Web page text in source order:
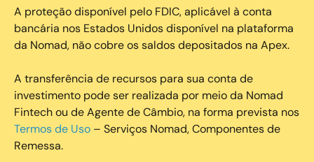
A proteção disponível pelo FDIC, aplicável à conta
bancária nos Estados Unidos disponível na plataforma
da Nomad, não cobre os saldos depositados na Apex.
A transferência de recursos para sua conta de
investimento pode ser realizada por meio da Nomad
Fintech ou de Agente de Câmbio, na forma prevista nos
Termos de Uso – Serviços Nomad, Componentes de
Remessa.